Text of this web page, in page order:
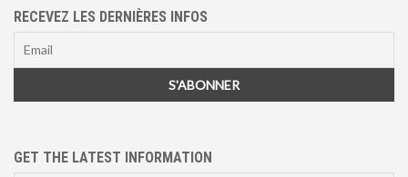
RECEVEZ LES DERNIÈRES INFOS
GET THE LATEST INFORMATION